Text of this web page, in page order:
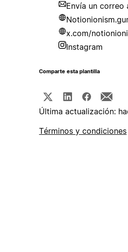
Envía un correo
x.com/
Instagram
Comparte esta plantilla
Última actualización:
Términos y condiciones